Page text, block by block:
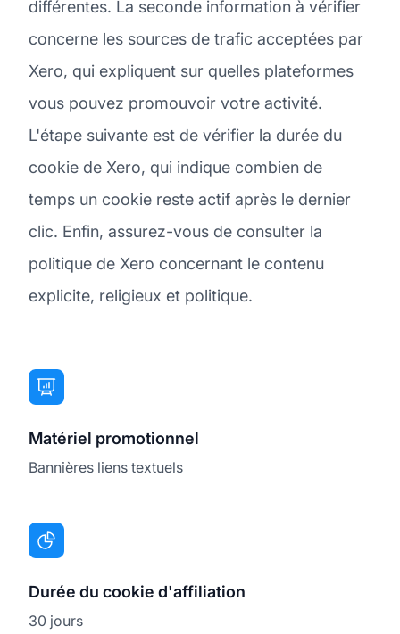
différentes. La seconde information à vérifier
concerne les sources de trafic acceptées par
Xero, qui expliquent sur quelles plateformes
vous pouvez promouvoir votre activité.
L'étape suivante est de vérifier la durée du
cookie de Xero, qui indique combien de
temps un cookie reste actif après le dernier
clic. Enfin, assurez-vous de consulter la
politique de Xero concernant le contenu
explicite, religieux et politique.
Matériel promotionnel
Bannières liens textuels
Durée du cookie d'affiliation
30 jours